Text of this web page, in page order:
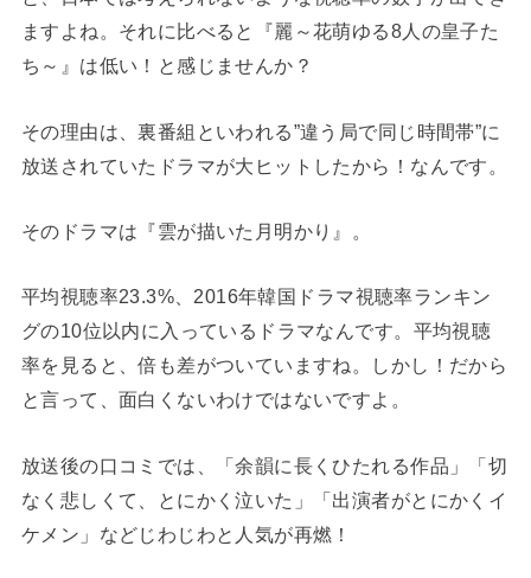
ますよね。それに比べると『麗～花萌ゆる8人の皇子た
ち～』は低い！と感じませんか？
その理由は、裏番組といわれる”違う局で同じ時間帯”に
放送されていたドラマが大ヒットしたから！なんです。
そのドラマは『雲が描いた月明かり』。
平均視聴率23.3%、2016年韓国ドラマ視聴率ランキン
グの10位以内に入っているドラマなんです。平均視聴
率を見ると、倍も差がついていますね。しかし！だから
と言って、面白くないわけではないですよ。
放送後の口コミでは、「余韻に長くひたれる作品」「切
なく悲しくて、とにかく泣いた」「出演者がとにかくイ
ケメン」などじわじわと人気が再燃！